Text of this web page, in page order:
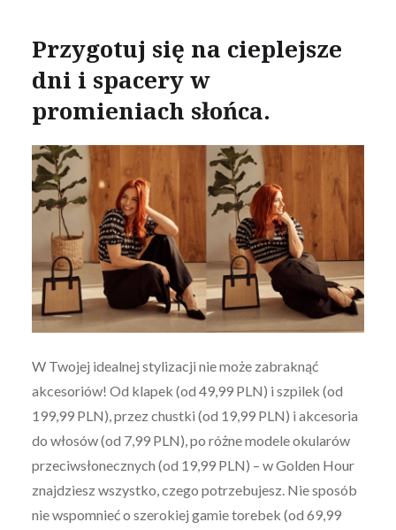
Przygotuj się na cieplejsze
dni i spacery w
promieniach słońca.
W Twojej idealnej stylizacji nie może zabraknąć
akcesoriów! Od klapek (od 49,99 PLN) i szpilek (od
199,99 PLN), przez chustki (od 19,99 PLN) i akcesoria
do włosów (od 7,99 PLN), po różne modele okularów
przeciwsłonecznych (od 19,99 PLN) – w Golden Hour
znajdziesz wszystko, czego potrzebujesz. Nie sposób
nie wspomnieć o szerokiej gamie torebek (od 69,99